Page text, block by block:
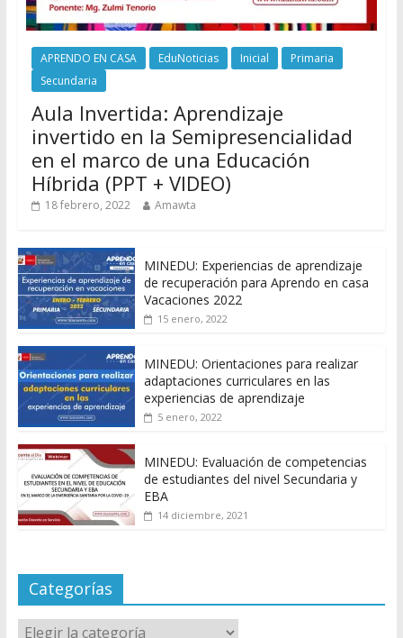
APRENDO EN CASA EduNoticias Inicial
Primaria
Secundaria
Aula Invertida: Aprendizaje
invertido en la Semipresencialidad
en el marco de una Educación
Híbrida (PPT + VIDEO)
18 febrero, 2022 Amawta
MINEDU: Experiencias de aprendizaje
de recuperación para Aprendo en casa
Vacaciones 2022
15 enero, 2022
MINEDU: Orientaciones para realizar
adaptaciones curriculares en las
experiencias de aprendizaje
5 enero, 2022
MINEDU: Evaluación de competencias
de estudiantes del nivel Secundaria y
EBA
14 diciembre, 2021
Categorías
Categorías